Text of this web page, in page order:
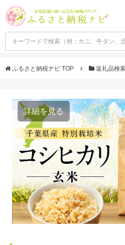
ふるさと納税ナビ TOP 返礼品検
詳細を見る